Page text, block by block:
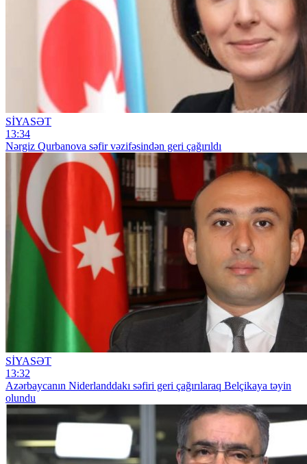
SİYASƏT
13:34
Nərgiz Qurbanova səfir vəzifəsindən geri çağırıldı
SİYASƏT
13:32
Azərbaycanın Niderlanddakı səfiri geri çağırılaraq Belçikaya təyin
olundu